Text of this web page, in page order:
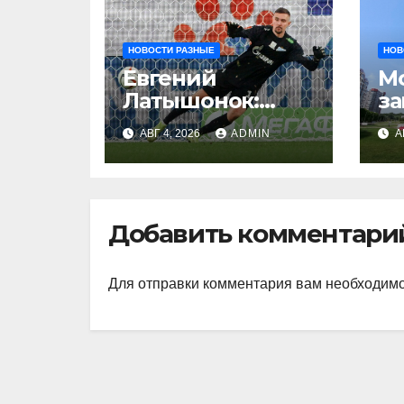
НОВОСТИ РАЗНЫЕ
Евгений
Латышонок:
«Время в
«Зените» —
отличный опыт,
у»
АВГ 4, 2026 ADMIN
Добавить
Для отправки комментария вам